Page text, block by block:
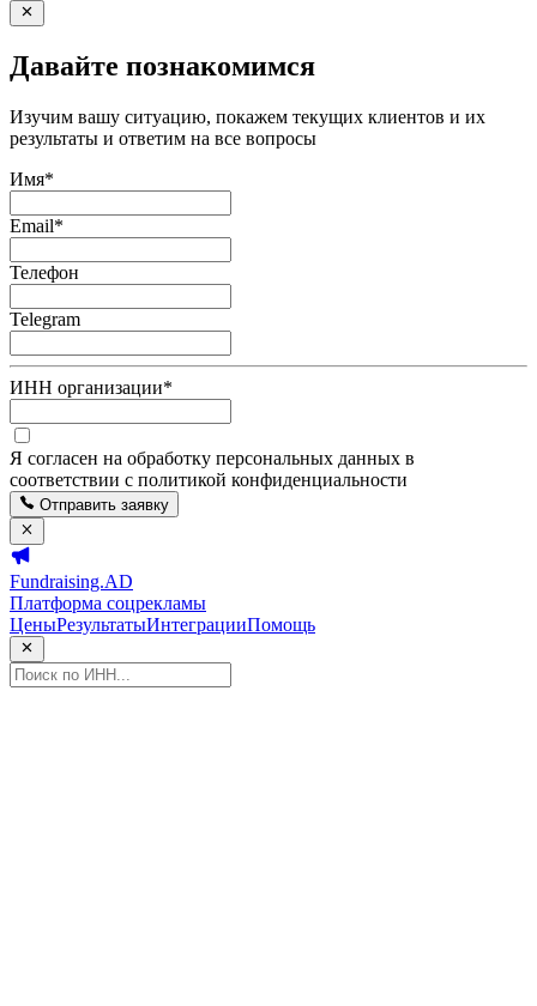
Давайте познакомимся
Изучим вашу ситуацию, покажем текущих клиентов и их
результаты и ответим на все вопросы
Имя*
Email*
Телефон
Telegram
ИНН организации*
Я согласен на обработку персональных данных в
соответствии с политикой конфиденциальности
Отправить заявку
Fundraising.AD
Платформа соцрекламы
ЦеныРезультатыИнтеграцииПомощь